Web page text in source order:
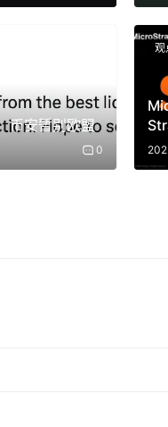
赂，它可以激励选民投
倍。如果他们存入价
票池将 100% 的协议收
币安暂别欧盟
0
增
观